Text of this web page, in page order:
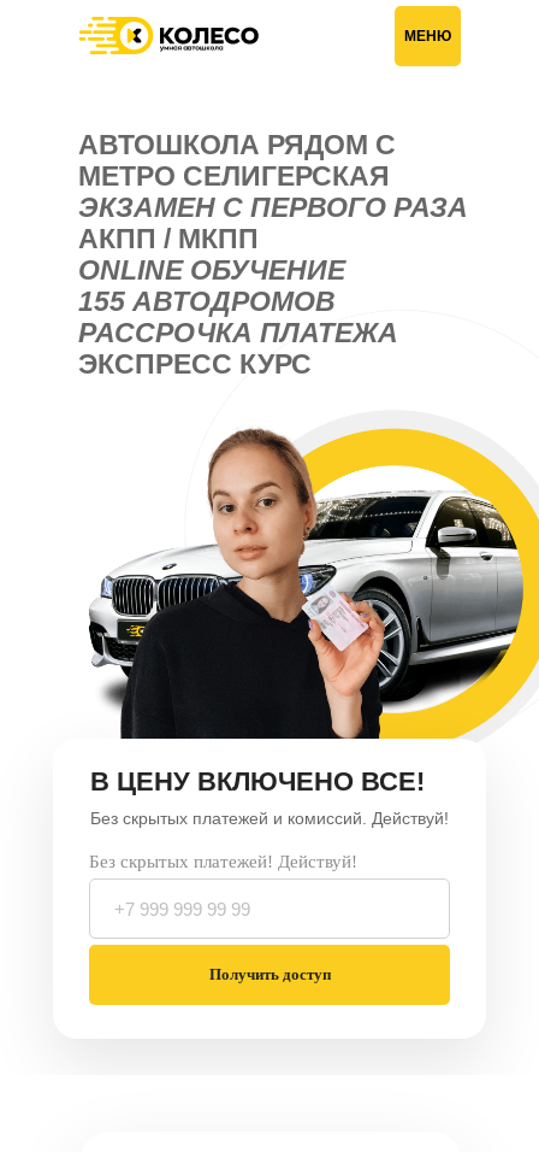
МЕНЮ
› Автошкола рядом с метро Селигерская
АВТОШКОЛА РЯДОМ С
МЕТРО СЕЛИГЕРСКАЯ
ЭКЗАМЕН С ПЕРВОГО РАЗА
АКПП / МКПП
ONLINE ОБУЧЕНИЕ
155 АВТОДРОМОВ
РАССРОЧКА ПЛАТЕЖА
ЭКСПРЕСС КУРС
Без скрытых платежей! Действуй!
Получить доступ
В ЦЕНУ ВКЛЮЧЕНО ВСЕ!
Без скрытых платежей и комиссий. Действуй!